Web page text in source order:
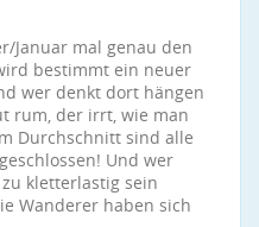
Januar mal genau den
bestimmt ein neuer
wer denkt dort hängen
rum, der irrt, wie man
Durchschnitt sind alle
Und wer
kletterlastig sein
Wanderer haben sich